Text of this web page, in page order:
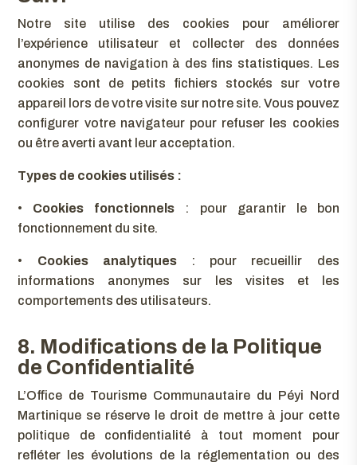
Notre site utilise des cookies pour améliorer
l’expérience utilisateur et collecter des données
anonymes de navigation à des fins statistiques. Les
cookies sont de petits fichiers stockés sur votre
appareil lors de votre visite sur notre site. Vous pouvez
configurer votre navigateur pour refuser les cookies
ou être averti avant leur acceptation.
Types de cookies utilisés :
• Cookies fonctionnels : pour garantir le bon
fonctionnement du site.
• Cookies analytiques: pour recueillir des
informations anonymes sur les visites et les
comportements des utilisateurs.
8. Modifications de la Politique
de Confidentialité
L’Office de Tourisme Communautaire du Péyi Nord
Martinique se réserve le droit de mettre à jour cette
politique de confidentialité à tout moment pour
refléter les évolutions de la réglementation ou des